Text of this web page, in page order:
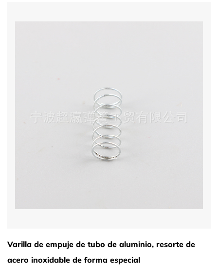
Varilla de empuje de tubo de aluminio, resorte de
acero inoxidable de forma especial